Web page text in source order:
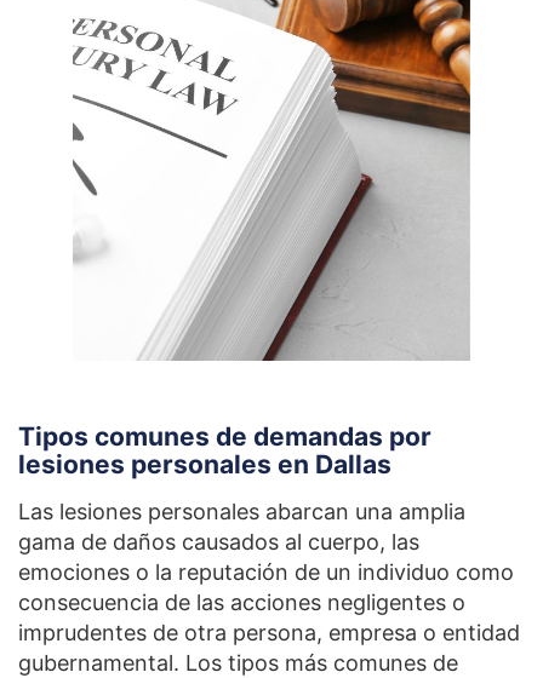
Tipos comunes de demandas por
lesiones personales en Dallas
Las lesiones personales abarcan una amplia
gama de daños causados al cuerpo, las
emociones o la reputación de un individuo como
consecuencia de las acciones negligentes o
imprudentes de otra persona, empresa o entidad
gubernamental. Los tipos más comunes de